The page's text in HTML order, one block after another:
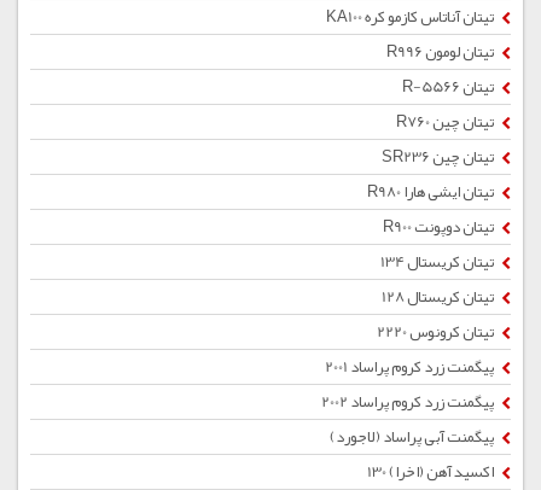
تیتان آناتاس کازمو کره KA100
تیتان لومون R996
تیتان R-5566
تیتان چین R760
تیتان چین SR236
تیتان ایشی هارا R980
تیتان دوپونت R900
تیتان کریستال 134
تیتان کریستال 128
تیتان کرونوس 2220
پیگمنت زرد كروم پراساد 2001
پیگمنت زرد كروم پراساد 2002
پیگمنت آبی پراساد (لاجورد)
اکسید آهن (اخرا) 130